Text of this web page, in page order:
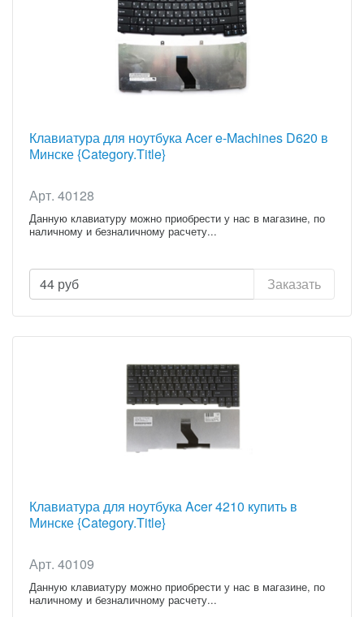
Клавиатура для ноутбука Acer e-Machines D620 в
Минске {Category.Title}
Арт. 40128
Данную клавиатуру можно приобрести у нас в магазине, по
наличному и безналичному расчету...
44 руб Заказать
Клавиатура для ноутбука Acer 4210 купить в
Минске {Category.Title}
Арт. 40109
Данную клавиатуру можно приобрести у нас в магазине, по
наличному и безналичному расчету...